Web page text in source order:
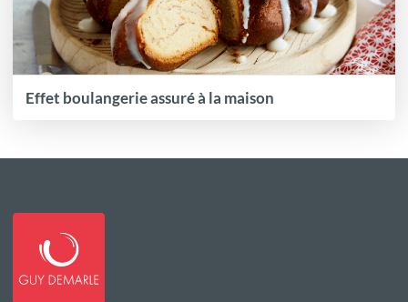
Effet boulangerie assuré à la maison